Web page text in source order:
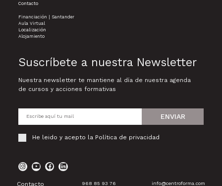
Contacto
Financiación | Santander
Aula Virtual
Localización
Alojamiento
Suscríbete a nuestra Newsletter
Nuestra newsletter te mantiene al día de nuestra agenda
de cursos y acciones formativas
He leido y acepto la Política de privacidad
ENVIAR
Contacto 968 85 93 76 info@centroforma.com